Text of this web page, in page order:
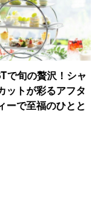
で旬の贅沢！シャ
ットが彩るアフタ
ーで至福のひとと